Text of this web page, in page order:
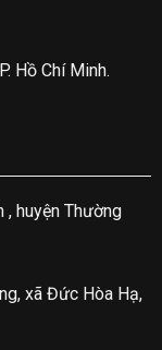
Hồ Chí Minh.
, huyện Thường
xã Đức Hòa Hạ,